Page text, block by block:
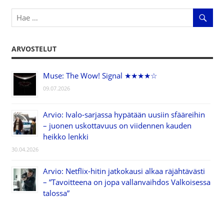
ARVOSTELUT
Muse: The Wow! Signal ★★★★☆
09.07.2026
Arvio: Ivalo-sarjassa hypätään uusiin sfääreihin
– juonen uskottavuus on viidennen kauden
heikko lenkki
30.04.2026
Arvio: Netflix-hitin jatkokausi alkaa räjähtävästi
– ”Tavoitteena on jopa vallanvaihdos Valkoisessa
talossa”